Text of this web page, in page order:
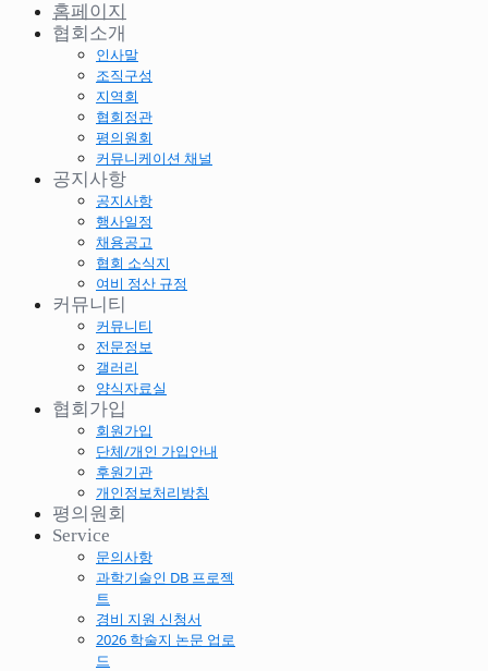
홈페이지
협회소개
인사말
조직구성
지역회
협회정관
평의원회
커뮤니케이션 채널
공지사항
공지사항
행사일정
채용공고
협회 소식지
여비 정산 규정
커뮤니티
커뮤니티
전문정보
갤러리
양식자료실
협회가입
회원가입
단체/개인 가입안내
후원기관
개인정보처리방침
평의원회
Service
문의사항
과학기술인 DB 프로젝
트
경비 지원 신청서
2026 학술지 논문 업로
드